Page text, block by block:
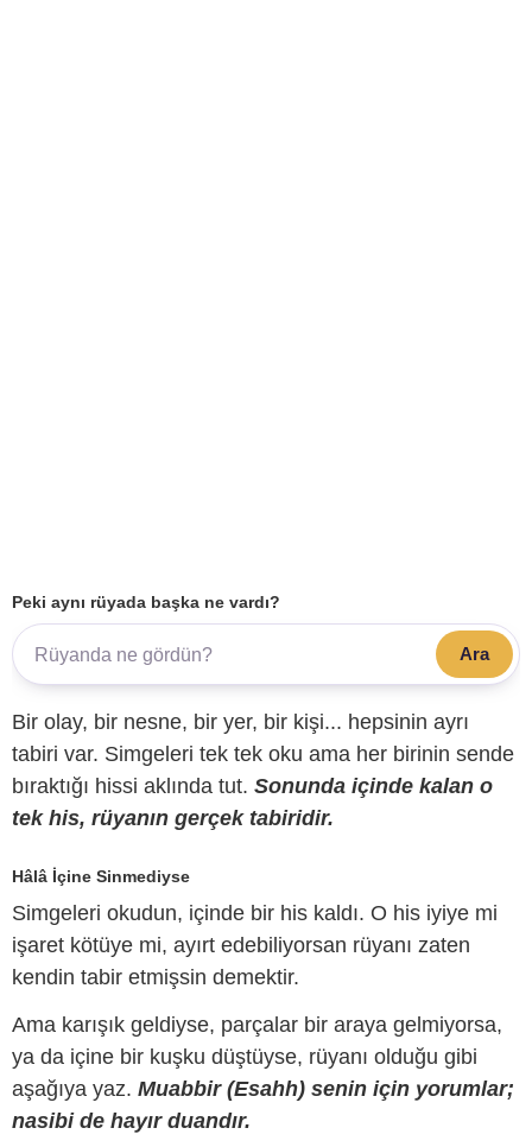
Peki aynı rüyada başka ne vardı?
Ara
Bir olay, bir nesne, bir yer, bir kişi... hepsinin ayrı
tabiri var. Simgeleri tek tek oku ama her birinin sende
bıraktığı hissi aklında tut. Sonunda içinde kalan o
tek his, rüyanın gerçek tabiridir.
Hâlâ İçine Sinmediyse
Simgeleri okudun, içinde bir his kaldı. O his iyiye mi
işaret kötüye mi, ayırt edebiliyorsan rüyanı zaten
kendin tabir etmişsin demektir.
Ama karışık geldiyse, parçalar bir araya gelmiyorsa,
ya da içine bir kuşku düştüyse, rüyanı olduğu gibi
aşağıya yaz. Muabbir (Esahh) senin için yorumlar;
nasibi de hayır duandır.